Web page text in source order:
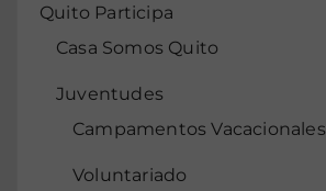
Quito Participa
Casa Somos Quito
Juventudes
Campamentos Vacacionales
Voluntariado